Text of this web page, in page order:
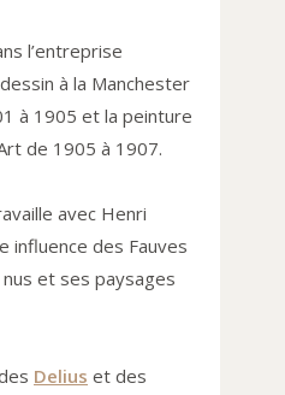
l’entreprise
à la Manchester
à 1905 et la peinture
de 1905 à 1907.
avec Henri
influence des Fauves
et ses paysages
Delius et des